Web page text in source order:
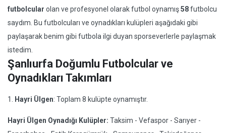
futbolcular olan ve profesyonel olarak futbol oynamış58futbolcu
saydım. Bu futbolcuları ve oynadıkları kulüpleri aşağıdaki gibi
paylaşarak benim gibi futbola ilgi duyan sporseverlerle paylaşmak
istedim.
Şanlıurfa Doğumlu Futbolcular ve
Oynadıkları Takımları
1. Hayri Ülgen: Toplam 8 kulüpte oynamıştır.
Hayri Ülgen Oynadığı Kulüpler: Taksim - Vefaspor - Sarıyer -